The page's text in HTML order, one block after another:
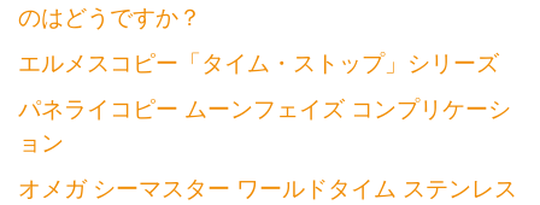
のはどうですか？
エルメスコピー「タイム・ストップ」シリーズ
パネライコピー ムーンフェイズ コンプリケーシ
ョン
オメガ シーマスター ワールドタイム ステンレス